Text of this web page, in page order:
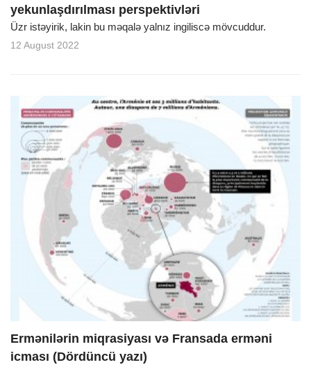
yekunlaşdırılması perspektivləri
Üzr istəyirik, lakin bu məqalə yalnız ingiliscə mövcuddur.
12 August 2022
Ermənilərin miqrasiyası və Fransada erməni
icması (Dördüncü yazı)